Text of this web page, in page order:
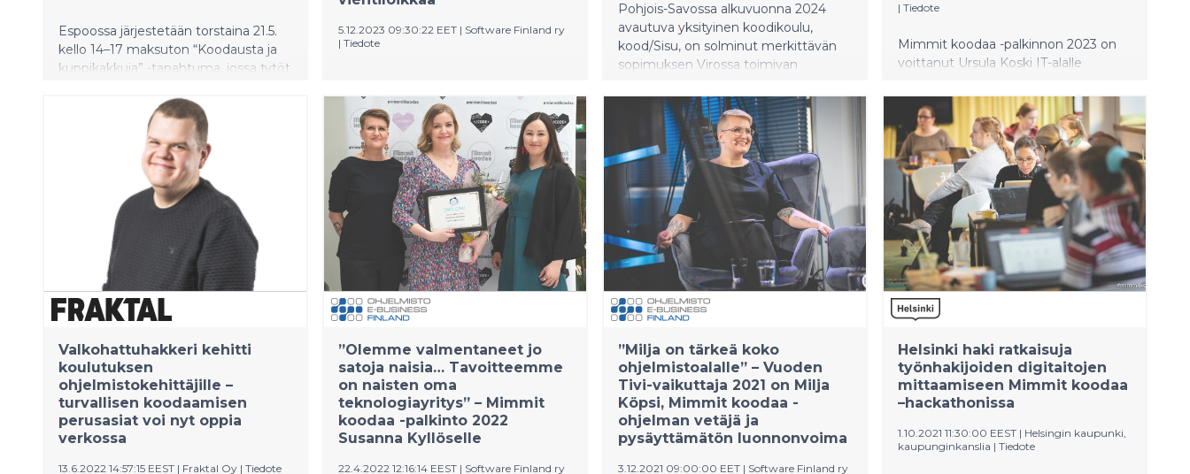
Espoossa järjestetään torstaina 21.5.
kello 14–17 maksuton “Koodausta ja
kuppikakkuja” -tapahtuma, jossa tytöt
tutustumaan koodaamiseen
rennossa ja kannustavassa
ympäristössä. Tapahtuma pidetään
Espoon Tyttöjen Talolla.
5.12.2023 09:30:22 EET | Software Finland ry
| Tiedote
Software Finland ry on valinnut
puheenjohtajakseen monin tavoin
ansioituneen Taija Engmanin.
Engman on mm. nostanut
perustamansa SaaS-(Software as a
Service) yrityksen Good Sign Oy:n
kansainväliseksi kasvuyritykseksi ja
vaikuttanut aktiivisesti ohjelmistoalan
hyväksi. ”Tietotekniikka on jo nyt
Suomen 4. suurin vientiala ja valtava
potentiaali viennin kasvulle – siinä on
painopisteeni”, linjaa Engman. ”Taija
on loistava esikuva alalle, joka
tarvitsee naiset mukaan”, kiteyttää
Software Finlandin toimitusjohtaja
Rasmus Roiha.
Pohjois-Savossa alkuvuonna 2024
avautuva yksityinen koodikoulu,
kood/Sisu, on solminut merkittävän
sopimuksen Virossa toimivan
Kolmivuotinen sopimus syventää
tiedonvaihtoa, tiivistää yhdessä
tekemistä ja vahvistaa yhteyksiä
koulujen opiskelijoiden sekä yritysten
välille. Samalla se tukee
ohjelmointiosaamisen kehittymistä
Suomessa ja Virossa sekä edistää
ohjelmointikoulutuksen
kansainvälistymistä.
| Tiedote
Mimmit koodaa -palkinnon 2023 on
voittanut Ursula Koski IT-alalle
edistämiseksi tehdystä työstä. “On
ollut ilo nähdä, miten yksittäisen
henkilön liikkeellepaneva voima voi
muuttaa ihmisten elämiä. Ursulan ja
hänen mukanaan tuomansa tiimin
panostus konkreettisten taitojen
lisäämiseksi yhteisömme naisten
keskuudessa ei ole jäänyt
huomaamatta”, kiittää Mimmit
koodaa -ohjelman vetäjä Milja Köpsi.
Valkohattuhakkeri kehitti
koulutuksen
ohjelmistokehittäjille –
turvallisen koodaamisen
perusasiat voi nyt oppia
verkossa
13.6.2022 14:57:15 EEST | Fraktal Oy | Tiedote
”Olemme valmentaneet jo
satoja naisia… Tavoitteemme
on naisten oma
teknologiayritys” – Mimmit
koodaa -palkinto 2022
Susanna Kyllöselle
22.4.2022 12:16:14 EEST | Software Finland ry
”Milja on tärkeä koko
ohjelmistoalalle” – Vuoden
Tivi-vaikuttaja 2021 on Milja
Köpsi, Mimmit koodaa -
ohjelman vetäjä ja
pysäyttämätön luonnonvoima
3.12.2021 09:00:00 EET | Software Finland ry
Helsinki haki ratkaisuja
työnhakijoiden digitaitojen
mittaamiseen Mimmit koodaa
–hackathonissa
1.10.2021 11:30:00 EEST | Helsingin kaupunki,
kaupunginkanslia | Tiedote